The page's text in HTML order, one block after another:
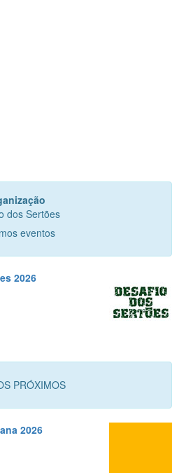
dos Sertões
eventos
2026
PRÓXIMOS
2026